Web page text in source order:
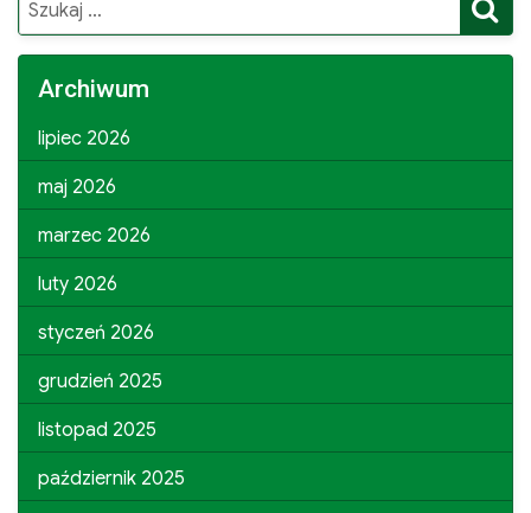
for:
Archiwum
lipiec 2026
maj 2026
marzec 2026
luty 2026
styczeń 2026
grudzień 2025
listopad 2025
październik 2025